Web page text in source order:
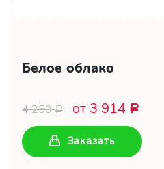
Белое облако
4 250Р от 3 914 Р
Заказать